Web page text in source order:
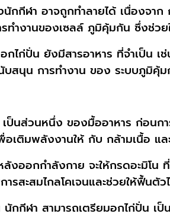
กีฬา อาจถูกทำลายได้ เนื่องจา
ทำงานของเซลล์ ภูมิคุ้มกัน ซึ่งช่ว
ไก่ปั่น ยังมีสารอาหาร ที่จำเป็น
สนุน การทำงาน ของ ระบบภูมิคุ้
ป็นส่วนหนึ่ง ของมื้ออาหาร ก่อน
เติมพลังงานให้ กับ กล้ามเนื้อ แ
อกกำลังกาย จะให้กรดอะมิโน
รสะสมไกลโคเจนและช่วยให้ฟื้นตัว
กกีฬา สามารถเตรียมอกไก่ปั่น เ